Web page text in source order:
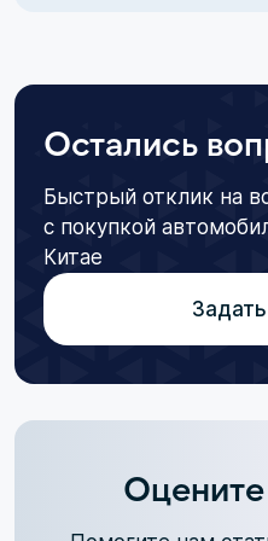
Остались
Быстрый отклик на
с покупкой
Китае